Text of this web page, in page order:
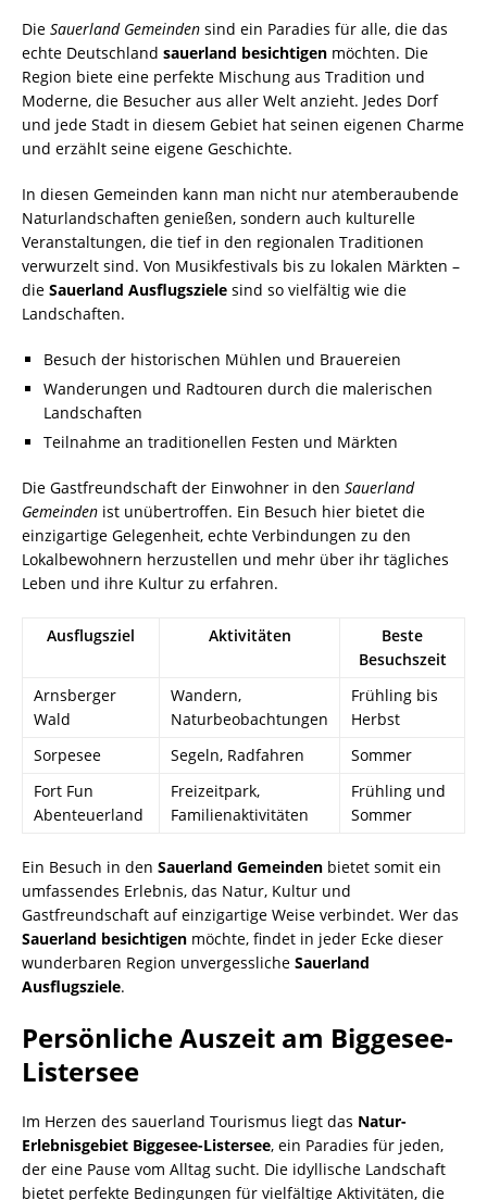
Die Sauerland Gemeinden sind ein Paradies für alle, die das
echte Deutschland sauerland besichtigen möchten. Die
Region biete eine perfekte Mischung aus Tradition und
Moderne, die Besucher aus aller Welt anzieht. Jedes Dorf
und jede Stadt in diesem Gebiet hat seinen eigenen Charme
und erzählt seine eigene Geschichte.
In diesen Gemeinden kann man nicht nur atemberaubende
Naturlandschaften genießen, sondern auch kulturelle
Veranstaltungen, die tief in den regionalen Traditionen
verwurzelt sind. Von Musikfestivals bis zu lokalen Märkten –
die Sauerland Ausflugsziele sind so vielfältig wie die
Landschaften.
Besuch der historischen Mühlen und Brauereien
Wanderungen und Radtouren durch die malerischen
Landschaften
Teilnahme an traditionellen Festen und Märkten
Die Gastfreundschaft der Einwohner in den Sauerland
Gemeinden ist unübertroffen. Ein Besuch hier bietet die
einzigartige Gelegenheit, echte Verbindungen zu den
Lokalbewohnern herzustellen und mehr über ihr tägliches
Leben und ihre Kultur zu erfahren.
Ausflugsziel Aktivitäten
Beste
Besuchszeit
Arnsberger
Wald
Wandern,
Naturbeobachtungen
Frühling bis
Herbst
Sorpesee
Segeln, Radfahren
Sommer
Fort Fun
Abenteuerland
Freizeitpark,
Familienaktivitäten
Frühling und
Sommer
Ein Besuch in den Sauerland Gemeinden bietet somit ein
umfassendes Erlebnis, das Natur, Kultur und
Gastfreundschaft auf einzigartige Weise verbindet. Wer das
Sauerland besichtigen möchte, findet in jeder Ecke dieser
wunderbaren Region unvergessliche Sauerland
Ausflugsziele.
Persönliche Auszeit am Biggesee-
Listersee
Im Herzen des sauerland Tourismus liegt das Natur-
Erlebnisgebiet Biggesee-Listersee, ein Paradies für jeden,
der eine Pause vom Alltag sucht. Die idyllische Landschaft
bietet perfekte Bedingungen für vielfältige Aktivitäten, die